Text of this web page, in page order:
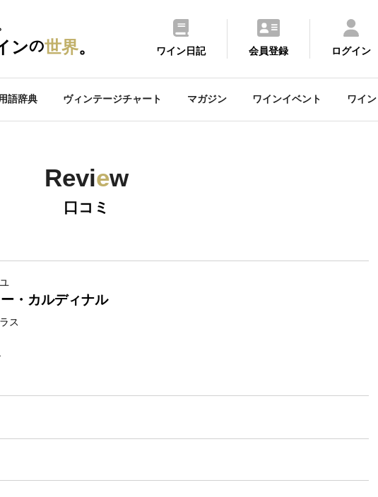
ンの世界。 ワイン日記 会員登録 ログイン
語辞典 ヴィンテージチャート マガジン ワインイベント ワイン
Review
口コミ
・カルディナル
ス